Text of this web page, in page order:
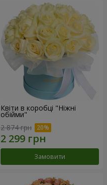
Квіти в коробці "Ніжні
обійми"
2 874 грн
Замовити